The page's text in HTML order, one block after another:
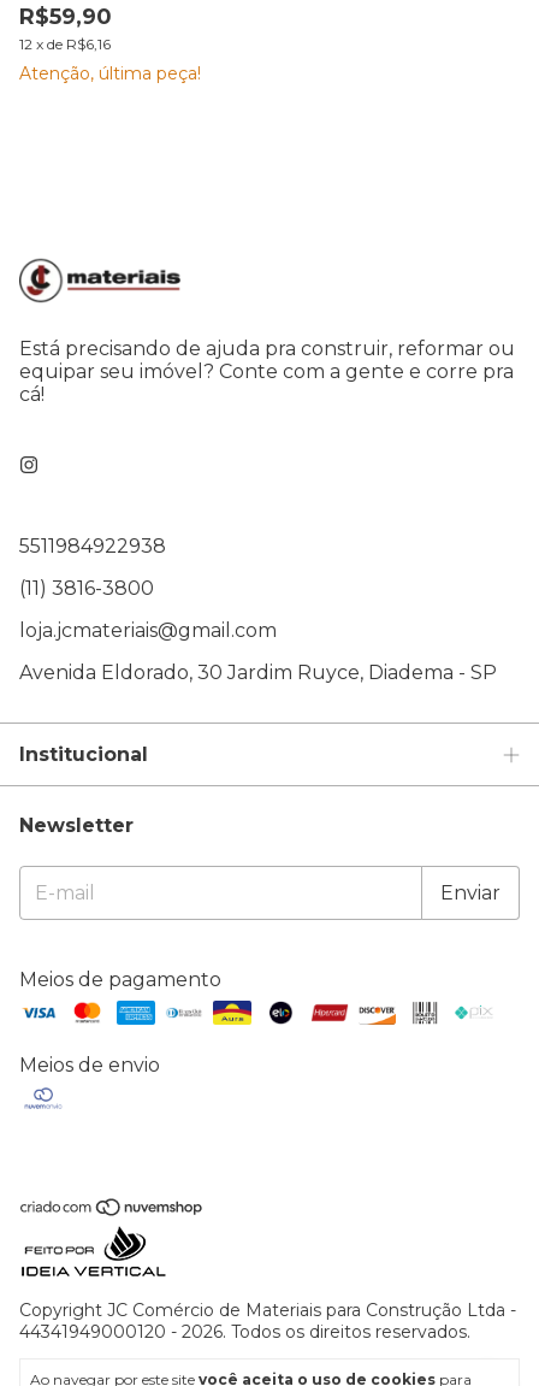
Ao navegar por este site você aceita o uso de cookies para
R$59,90
12 x de R$6,16
Atenção, última peça!
Está precisando de ajuda pra construir, reformar ou
equipar seu imóvel? Conte com a gente e corre pra
cá!
5511984922938
(11) 3816-3800
loja.jcmateriais@gmail.com
Avenida Eldorado, 30 Jardim Ruyce, Diadema - SP
Institucional
Newsletter
Meios de pagamento
Meios de envio
Copyright JC Comércio de Materiais para Construção Ltda -
44341949000120 - 2026. Todos os direitos reservados.